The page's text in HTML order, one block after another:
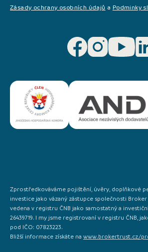
Zásady ochrany osobních údajů a Podminky
Zprostředkováváme pojištění, úvěry, doplňkové
investice jako vázaný zástupce společnosti Broker
vedena v registru ČNB jako samostatný a
26439719. I my jsme registrovaní v registru ČNB,
pod IČO: 07823223.
Bližší informace získáte na www.brokertrust.cz/